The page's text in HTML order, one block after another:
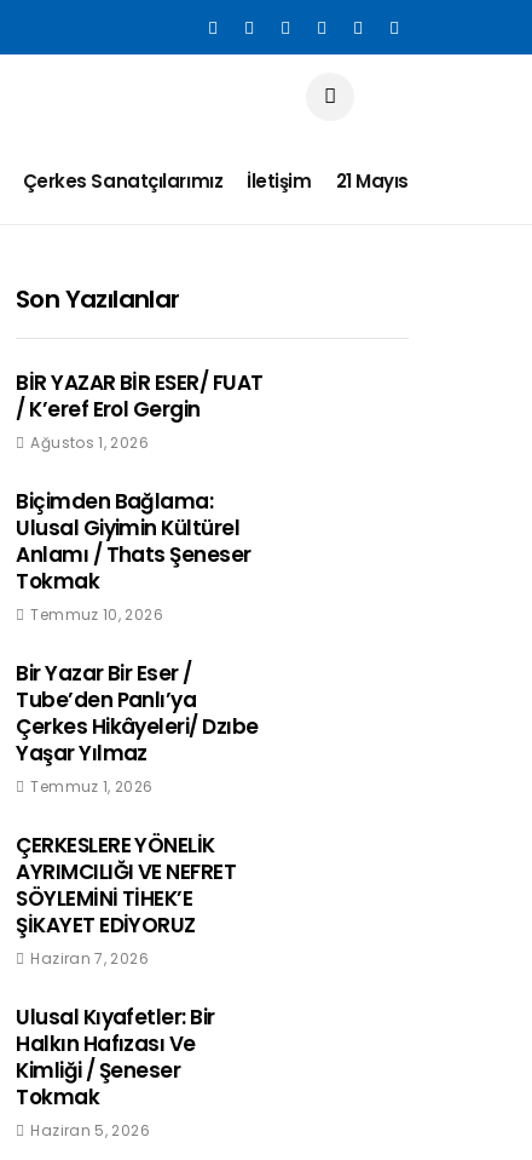
Çerkes Sanatçılarımız İletişim 21 Mayıs
Son Yazılanlar
BİR YAZAR BİR ESER/ FUAT
/ K’eref Erol Gergin
Ağustos 1, 2026
Biçimden Bağlama:
Ulusal Giyimin Kültürel
Anlamı / Thats Şeneser
Tokmak
Temmuz 10, 2026
Bir Yazar Bir Eser /
Tube’den Panlı’ya
Çerkes Hikâyeleri/ Dzıbe
Yaşar Yılmaz
Temmuz 1, 2026
ÇERKESLERE YÖNELİK
AYRIMCILIĞI VE NEFRET
SÖYLEMİNİ TİHEK’E
ŞİKAYET EDİYORUZ
Haziran 7, 2026
Ulusal Kıyafetler: Bir
Halkın Hafızası Ve
Kimliği / Şeneser
Tokmak
Haziran 5, 2026